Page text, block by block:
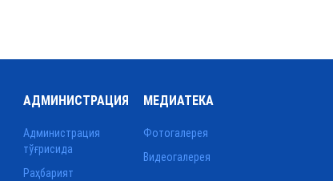
АДМИНИСТРАЦИЯ
Администрация
тўғрисида
Раҳбарият
МЕДИАТЕКА
Фотогалерея
Видеогалерея